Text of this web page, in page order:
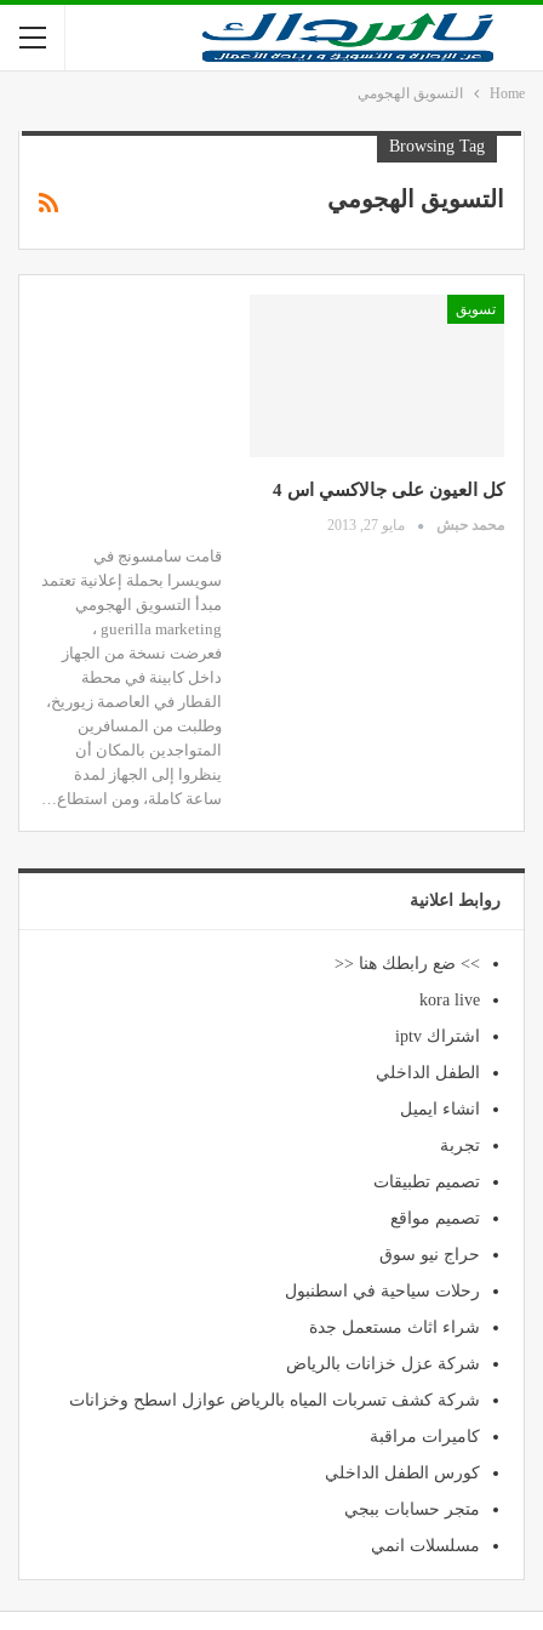
Home التسويق الهجومي
Browsing Tag
التسويق الهجومي
تسويق
كل العيون على جالاكسي اس 4
محمد حبش مايو 27, 2013
قامت سامسونج في
سويسرا بحملة إعلانية تعتمد
مبدأ التسويق الهجومي
guerilla marketing ،
فعرضت نسخة من الجهاز
داخل كابينة في محطة
القطار في العاصمة زيوريخ،
وطلبت من المسافرين
المتواجدين بالمكان أن
ينظروا إلى الجهاز لمدة
ساعة كاملة، ومن استطاع…
روابط اعلانية
>> ضع رابطك هنا <<
kora live
اشتراك iptv
الطفل الداخلي
انشاء ايميل
تجربة
تصميم تطبيقات
تصميم مواقع
حراج نيو سوق
رحلات سياحية في اسطنبول
شراء اثاث مستعمل جدة
شركة عزل خزانات بالرياض
شركة كشف تسربات المياه بالرياض عوازل اسطح وخزانات
كاميرات مراقبة
كورس الطفل الداخلي
متجر حسابات ببجي
مسلسلات انمي